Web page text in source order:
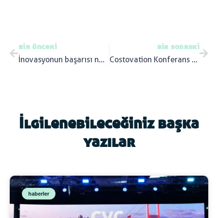
bir önceki
İnovasyonun başarısı nasıl ölçümlenir?
bir sonraki
Costovation Konferans Özeti
İlgilenebileceğiniz başka
yazılar
haberler